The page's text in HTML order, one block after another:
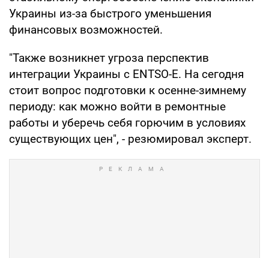
Украины из-за быстрого уменьшения
финансовых возможностей.
"Также возникнет угроза перспектив
интеграции Украины с ENTSO-E. На сегодня
стоит вопрос подготовки к осенне-зимнему
периоду: как можно войти в ремонтные
работы и уберечь себя горючим в условиях
существующих цен", - резюмировал эксперт.